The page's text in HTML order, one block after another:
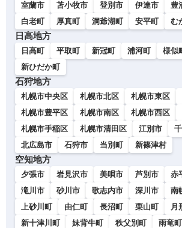
室蘭市 苫小牧市 登別市 伊達市 豊
白老町
厚真町 洞爺湖町 安平町 む
日高地方
日高町 平取町 新冠町 浦河町 様似
新ひだか町
石狩地方
札幌市中央区 札幌市北区 札幌市東区
札幌市豊平区
札幌市南区 札幌市西区
札幌市手稲区
札幌市清田区 江別市
北広島市
石狩市 当別町 新篠津村
空知地方
夕張市 岩見沢市 美唄市 芦別市 赤
滝川市
砂川市 歌志内市 深川市 南
上砂川町
由仁町 長沼町 栗山町 月
新十津川町
妹背牛町 秩父別町 雨竜町